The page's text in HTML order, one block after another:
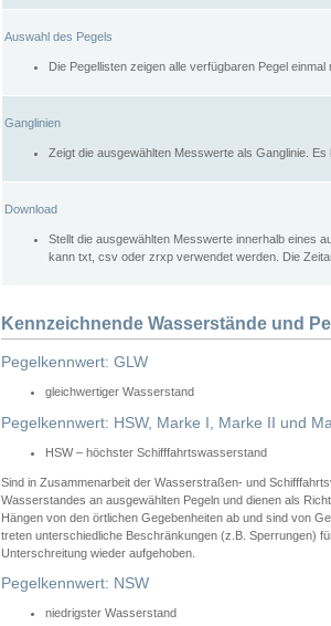
Auswahl des Pegels
Die Pegellisten zeigen alle verfügbaren Pegel
Ganglinien
Zeigt die ausgewählten Messwerte als Ganglinie.
Download
Stellt die ausgewählten Messwerte innerhalb eines
kann txt, csv oder zrxp verwendet werden. Die
Kennzeichnende Wasserstände und
Pegelkennwert: GLW
gleichwertiger Wasserstand
Pegelkennwert: HSW, Marke I, Marke II und
HSW – höchster Schifffahrtswasserstand
Sind in Zusammenarbeit der Wasserstraßen- und
Wasserstandes an ausgewählten Pegeln und dienen als
Hängen von den örtlichen Gegebenheiten ab und sind von
treten unterschiedliche Beschränkungen (z.B. Sperrungen)
Unterschreitung wieder aufgehoben.
Pegelkennwert: NSW
niedrigster Wasserstand